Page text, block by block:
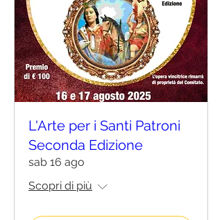
L'Arte per i Santi Patroni
Seconda Edizione
sab 16 ago
Scopri di più